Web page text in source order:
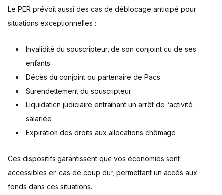
Le PER prévoit aussi des cas de déblocage anticipé pour
situations exceptionnelles :
Invalidité du souscripteur, de son conjoint ou de ses
enfants
Décès du conjoint ou partenaire de Pacs
Surendettement du souscripteur
Liquidation judiciaire entraînant un arrêt de l’activité
salariée
Expiration des droits aux allocations chômage
Ces dispositifs garantissent que vos économies sont
accessibles en cas de coup dur, permettant un accès aux
fonds dans ces situations.